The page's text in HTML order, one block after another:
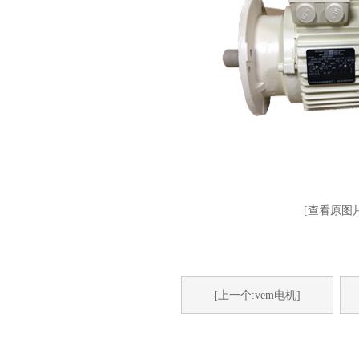
[查看原图
[上一个:vem电机]